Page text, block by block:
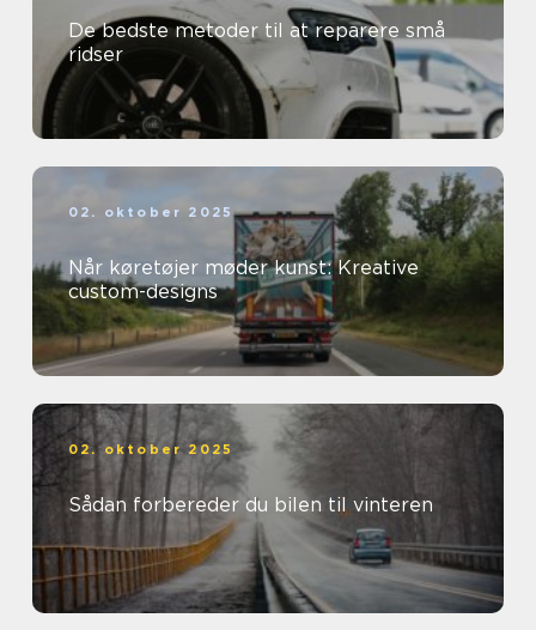
De bedste metoder til at reparere små
ridser
02. oktober 2025
Når køretøjer møder kunst: Kreative
custom-designs
02. oktober 2025
Sådan forbereder du bilen til vinteren